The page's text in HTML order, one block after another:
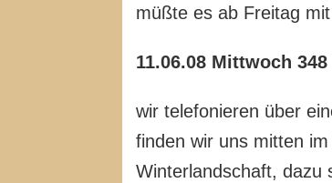
müßte es ab Freitag
11.06.08 Mittwoch
wir telefonieren über
finden wir uns mitten
Winterlandschaft, dazu